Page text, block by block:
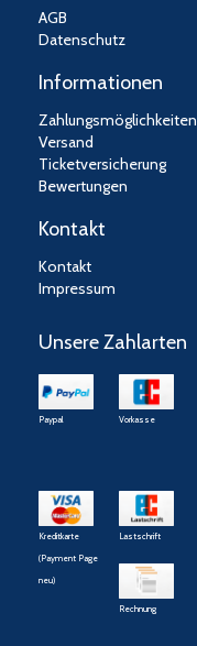
AGB
Datenschutz
Informationen
Zahlungsmöglichkeiten
Versand
Ticketversicherung
Bewertungen
Kontakt
Kontakt
Impressum
Unsere Zahlarten
Paypal Vorkasse
Kreditkarte
(Payment Page
neu)
Lastschrift
Rechnung